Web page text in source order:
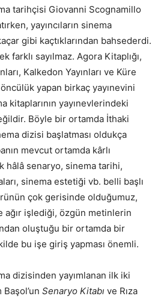
tarihçisi Giovanni Scognamillo
yayıncıların sinema
gibi kaçtıklarından bahsederdi.
farklı sayılmaz. Agora Kitaplığı,
Kalkedon Yayınları ve Küre
yapan birkaç yayınevini
kitaplarının yayınevlerindeki
Böyle bir ortamda İthaki
dizisi başlatması oldukça
mevcut ortamda kârlı
hâlâ senaryo, sinema tarihi,
sinema estetiği vb. belli başlı
çok gerisinde olduğumuz,
işlediği, özgün metinlerin
oluştuğu bir ortamda bir
bu işe giriş yapması önemli.
dizisinden yayımlanan ilk iki
Senaryo Kitabı ve Rıza